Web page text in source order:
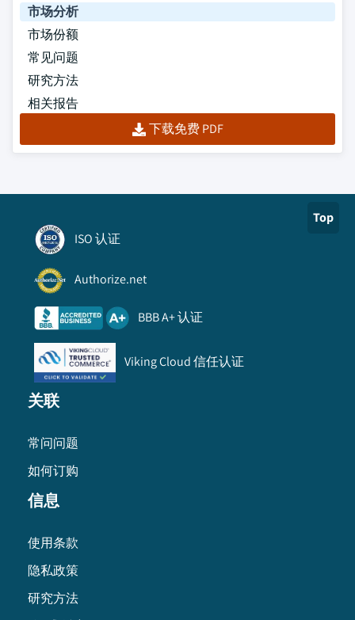
市场分析
市场份额
常见问题
研究方法
相关报告
下载免费 PDF
Top
ISO 认证
Authorize.net
BBB A+ 认证
Viking Cloud 信任认证
关联
常问问题
如何订购
信息
使用条款
隐私政策
研究方法